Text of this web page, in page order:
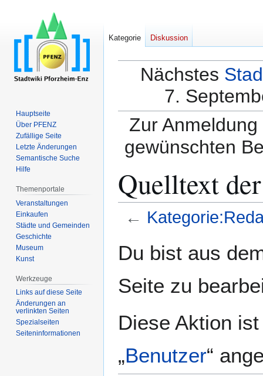
Nächstes
7.
Zur
gewünschten
Quelltext
←
Navigation
Suche
Du bist aus
Seite zu
Diese Aktion
„Benutzer“
Kategorie Diskussion
Hauptseite
Über PFENZ
Zufällige Seite
Letzte Änderungen
Semantische Suche
Hilfe
Themenportale
Veranstaltungen
Einkaufen
Städte und Gemeinden
Geschichte
Museum
Kunst
Werkzeuge
Links auf diese Seite
Änderungen an
verlinkten Seiten
Spezialseiten
Seiten­­informationen